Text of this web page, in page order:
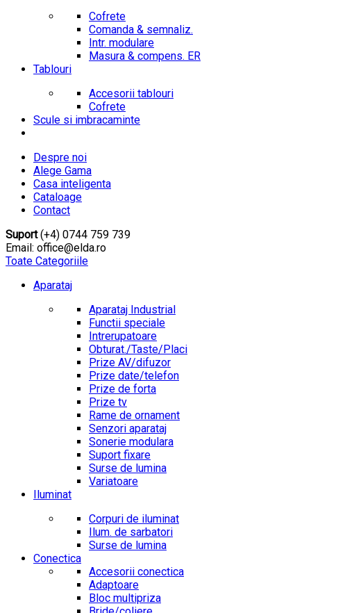
Cofrete
Comanda & semnaliz.
Intr. modulare
Masura & compens. ER
Tablouri
Accesorii tablouri
Cofrete
Scule si imbracaminte
Despre noi
Alege Gama
Casa inteligenta
Cataloage
Contact
Suport(+4) 0744 759 739
Email: office@elda.ro
Toate Categoriile
Aparataj
Aparataj Industrial
Functii speciale
Intrerupatoare
Obturat./Taste/Placi
Prize AV/difuzor
Prize date/telefon
Prize de forta
Prize tv
Rame de ornament
Senzori aparataj
Sonerie modulara
Suport fixare
Surse de lumina
Variatoare
Iluminat
Corpuri de iluminat
Ilum. de sarbatori
Surse de lumina
Conectica
Accesorii conectica
Adaptoare
Bloc multipriza